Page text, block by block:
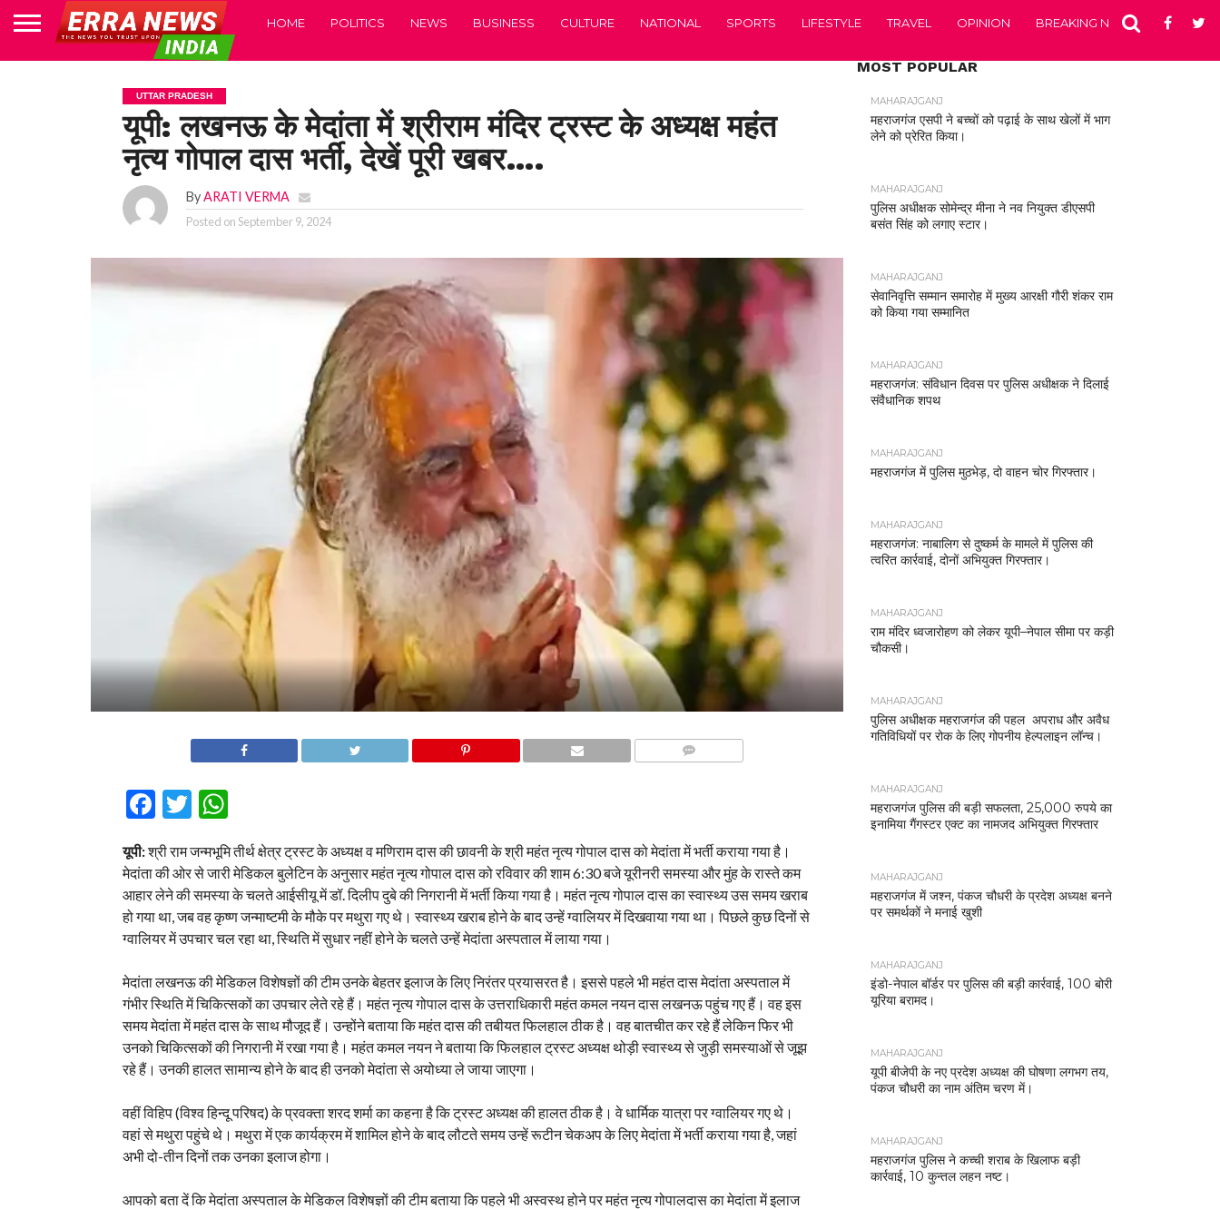
HOME POLITICS NEWS BUSINESS CULTURE NATIONAL SPORTS LIFESTYLE TRAVEL OPINION BREAKING NEWS
UTTAR PRADESH
यूपी: लखनऊ के मेदांता में श्रीराम मंदिर ट्रस्ट के अध्यक्ष महंत
नृत्य गोपाल दास भर्ती, देखें पूरी खबर….
ByARATI VERMA
Posted onSeptember 9, 2024
Facebook
Twitter
WhatsApp
यूपी:श्री राम जन्मभूमि तीर्थ क्षेत्र ट्रस्ट के अध्यक्ष व मणिराम दास की छावनी के श्री महंत नृत्य गोपाल दास को मेदांता में भर्ती कराया गया है।
मेदांता की ओर से जारी मेडिकल बुलेटिन के अनुसार महंत नृत्य गोपाल दास को रविवार की शाम 6:30 बजे यूरीनरी समस्या और मुंह के रास्ते कम
आहार लेने की समस्या के चलते आईसीयू में डॉ. दिलीप दुबे की निगरानी में भर्ती किया गया है। महंत नृत्य गोपाल दास का स्वास्थ्य उस समय खराब
हो गया था, जब वह कृष्ण जन्माष्टमी के मौके पर मथुरा गए थे। स्वास्थ्य खराब होने के बाद उन्हें ग्वालियर में दिखवाया गया था। पिछले कुछ दिनों से
ग्वालियर में उपचार चल रहा था, स्थिति में सुधार नहीं होने के चलते उन्हें मेदांता अस्पताल में लाया गया।
मेदांता लखनऊ की मेडिकल विशेषज्ञों की टीम उनके बेहतर इलाज के लिए निरंतर प्रयासरत है। इससे पहले भी महंत दास मेदांता अस्पताल में
गंभीर स्थिति में चिकित्सकों का उपचार लेते रहे हैं। महंत नृत्य गोपाल दास के उत्तराधिकारी महंत कमल नयन दास लखनऊ पहुंच गए हैं। वह इस
समय मेदांता में महंत दास के साथ मौजूद हैं। उन्होंने बताया कि महंत दास की तबीयत फिलहाल ठीक है। वह बातचीत कर रहे हैं लेकिन फिर भी
उनको चिकित्सकों की निगरानी में रखा गया है। महंत कमल नयन ने बताया कि फिलहाल ट्रस्ट अध्यक्ष थोड़ी स्वास्थ्य से जुड़ी समस्याओं से जूझ
रहे हैं। उनकी हालत सामान्य होने के बाद ही उनको मेदांता से अयोध्या ले जाया जाएगा।
वहीं विहिप (विश्व हिन्दू परिषद) के प्रवक्ता शरद शर्मा का कहना है कि ट्रस्ट अध्यक्ष की हालत ठीक है। वे धार्मिक यात्रा पर ग्वालियर गए थे।
वहां से मथुरा पहुंचे थे। मथुरा में एक कार्यक्रम में शामिल होने के बाद लौटते समय उन्हें रूटीन चेकअप के लिए मेदांता में भर्ती कराया गया है, जहां
अभी दो-तीन दिनों तक उनका इलाज होगा।
आपको बता दें कि मेदांता अस्पताल के मेडिकल विशेषज्ञों की टीम बताया कि पहले भी अस्वस्थ होने पर महंत नृत्य गोपालदास का मेदांता में इलाज
MOST POPULAR
MAHARAJGANJ
महराजगंज एसपी ने बच्चों को पढ़ाई के साथ खेलों में भाग
लेने को प्रेरित किया।
MAHARAJGANJ
पुलिस अधीक्षक सोमेन्द्र मीना ने नव नियुक्त डीएसपी
बसंत सिंह को लगाए स्टार।
MAHARAJGANJ
सेवानिवृत्ति सम्मान समारोह में मुख्य आरक्षी गौरी शंकर राम
को किया गया सम्मानित
MAHARAJGANJ
महराजगंज: संविधान दिवस पर पुलिस अधीक्षक ने दिलाई
संवैधानिक शपथ
MAHARAJGANJ
महराजगंज में पुलिस मुठभेड़, दो वाहन चोर गिरफ्तार।
MAHARAJGANJ
महराजगंज: नाबालिग से दुष्कर्म के मामले में पुलिस की
त्वरित कार्रवाई, दोनों अभियुक्त गिरफ्तार।
MAHARAJGANJ
राम मंदिर ध्वजारोहण को लेकर यूपी–नेपाल सीमा पर कड़ी
चौकसी।
MAHARAJGANJ
पुलिस अधीक्षक महराजगंज की पहल अपराध और अवैध
गतिविधियों पर रोक के लिए गोपनीय हेल्पलाइन लॉन्च।
MAHARAJGANJ
महराजगंज पुलिस की बड़ी सफलता, 25,000 रुपये का
इनामिया गैंगस्टर एक्ट का नामजद अभियुक्त गिरफ्तार
MAHARAJGANJ
महराजगंज में जश्न, पंकज चौधरी के प्रदेश अध्यक्ष बनने
पर समर्थकों ने मनाई खुशी
MAHARAJGANJ
इंडो-नेपाल बॉर्डर पर पुलिस की बड़ी कार्रवाई, 100 बोरी
यूरिया बरामद।
MAHARAJGANJ
यूपी बीजेपी के नए प्रदेश अध्यक्ष की घोषणा लगभग तय,
पंकज चौधरी का नाम अंतिम चरण में।
MAHARAJGANJ
महराजगंज पुलिस ने कच्ची शराब के खिलाफ बड़ी
कार्रवाई, 10 कुन्तल लहन नष्ट।